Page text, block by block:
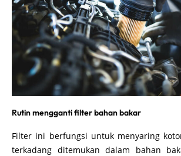
Rutin mengganti filter bahan bakar
Filter ini berfungsi untuk menyaring
terkadang ditemukan dalam bahan